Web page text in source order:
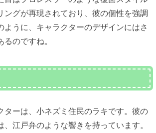
ングが再現されており、彼の個性を強調
ように、キャラクターのデザインにはさ
るのですね。
ターは、小ネズミ住民のラキです。彼の
、江戸弁のような響きを持っています。